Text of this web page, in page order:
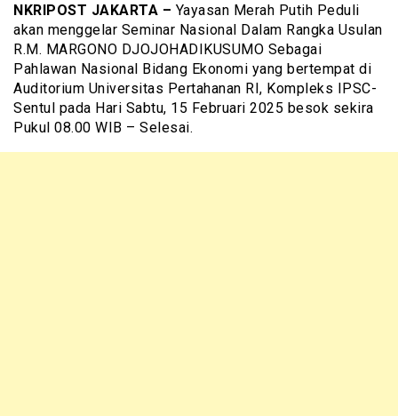
NKRIPOST JAKARTA – Yayasan Merah Putih Peduli
akan menggelar Seminar Nasional Dalam Rangka Usulan
R.M. MARGONO DJOJOHADIKUSUMO Sebagai
Pahlawan Nasional Bidang Ekonomi yang bertempat di
Auditorium Universitas Pertahanan RI, Kompleks IPSC-
Sentul pada Hari Sabtu, 15 Februari 2025 besok sekira
Pukul 08.00 WIB – Selesai.